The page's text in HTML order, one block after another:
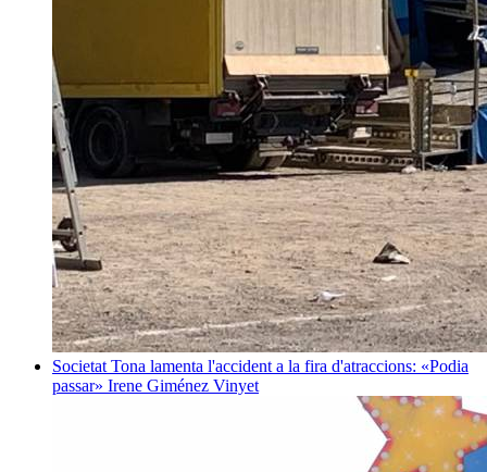
Societat Tona lamenta l'accident a la fira d'atraccions: «Podia
passar» Irene Giménez Vinyet